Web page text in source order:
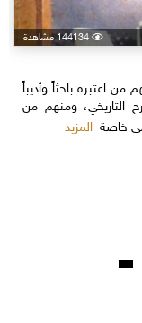
144134 مشاهدة
اعتبره باحثاً وأديباً
ومنهم من
خاصةالمزيد